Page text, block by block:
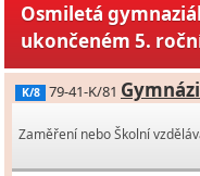
Osmiletá
ukončeném 5.
K/8 79-41-K/81
Zaměření nebo Školní